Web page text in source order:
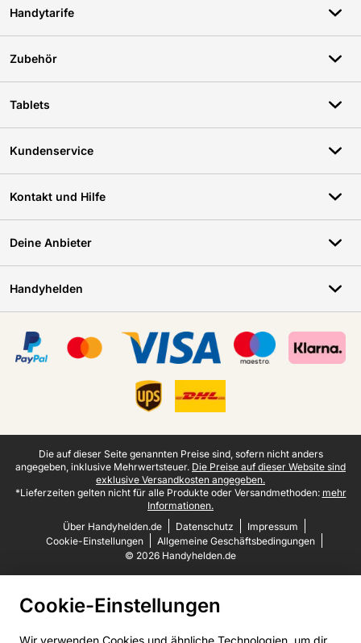
Handytarife
Zubehör
Tablets
Kundenservice
Kontakt und Hilfe
Deine Anbieter
Handyhelden
Juristische Fußzeile
Die auf dieser Seite genannten Preise sind, sofern nicht anders
angegeben, inklusive Mehrwertsteuer. Die Preise auf dieser Website sind
exklusive Versandkosten angegeben.
*Lieferzeiten gelten nicht für alle Produkte oder Versandmethoden: mehr
Informationen.
Über Handyhelden.de
Datenschutz
Impressum
Cookie-Einstellungen
Allgemeine Geschäftsbedingungen
© 2026 Handyhelden.de
Cookie-Einstellungen
Wir verwenden Cookies und ähnliche Technologien, um dir